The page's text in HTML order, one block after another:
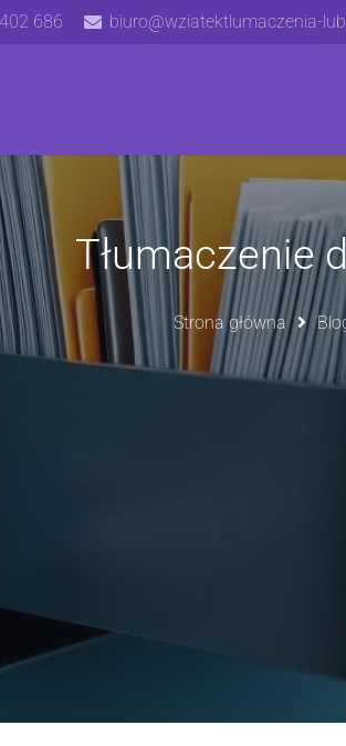
686 biuro@wziatektlumaczenia-
Tłumaczenie
Strona główna